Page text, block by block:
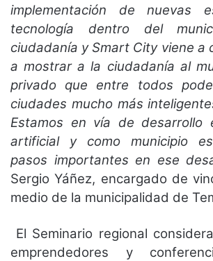
implementación de nuevas
tecnología dentro del
ciudadanía y Smart City viene a
a mostrar a la ciudadanía al
privado que entre todos
ciudades mucho más
Estamos en vía de desarrollo
artificial y como municipio
pasos importantes en ese
Sergio Yáñez, encargado de
medio de la municipalidad de
El Seminario regional
emprendedores y